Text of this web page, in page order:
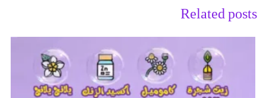
Related posts